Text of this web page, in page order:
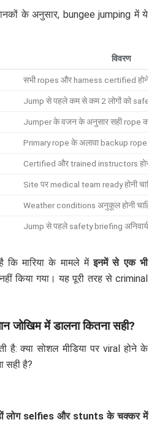
के अनुसार, bungee jumping में ये
विवरण
सभी ropes और harness certified होने
Jump से पहले कम से कम 2 लोगों को safety
Jumper के वजन के अनुसार सही rope का
Primary rope के अलावा backup rope भी
Certified और trained instructors होने
Site पर medical team ready होनी चाहिए
Weather conditions अनुकूल होनी चाहिए
Jump से पहले safety briefing अनिवार्य
कि मारिया के मामले मेंइनमें से एक भी
किया गया। यह पूरी तरह से criminal
जोखिम में डालना कितना सही?
है: क्या सोशल मीडिया पर viral होने के
सही है?
लोग selfies और stunts के चक्कर में